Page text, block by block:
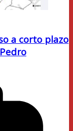
a corto plazo